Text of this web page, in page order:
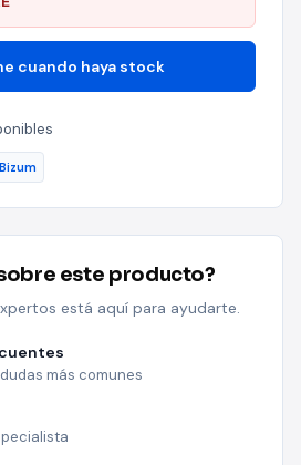
cuando haya stock
Bizum
este producto?
está aquí para ayudarte.
más comunes